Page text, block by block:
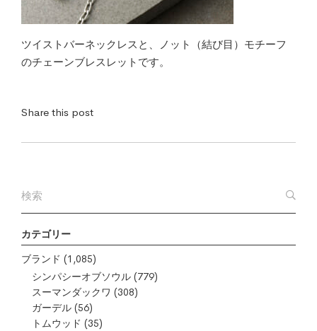
カテゴリー
ブランド (1,085)
シンパシーオブソウル (779)
スーマンダックワ (308)
ガーデル (56)
トムウッド (35)
ツイストバーネックレスと、ノット（結び目）モチーフ
のチェーンブレスレットです。
Share this post